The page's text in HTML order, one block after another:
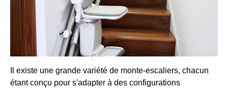
Il existe une grande variété de monte-escaliers, chacun
étant conçu pour s'adapter à des configurations